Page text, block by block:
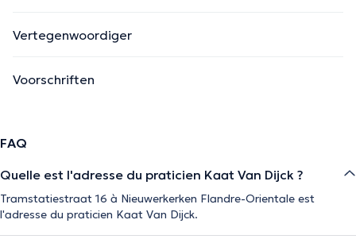
Vertegenwoordiger
Voorschriften
FAQ
Quelle est l'adresse du praticien Kaat Van Dijck ?
Tramstatiestraat 16 à Nieuwerkerken Flandre-Orientale est
l'adresse du praticien Kaat Van Dijck.